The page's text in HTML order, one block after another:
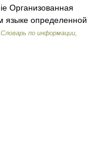
Организованная
языке определенной
Словарь по информации,